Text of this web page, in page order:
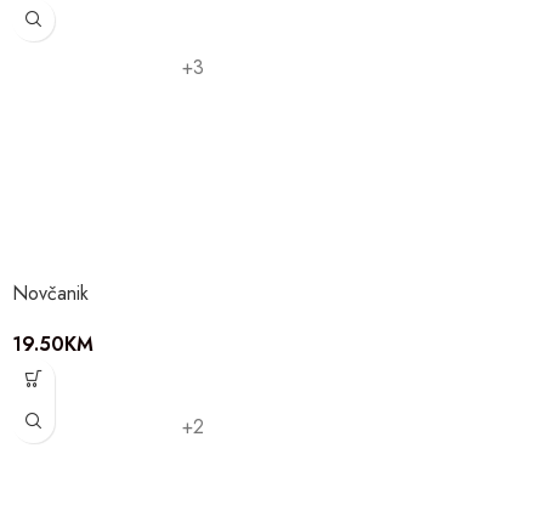
+3
Novčanik
19.50KM
+2